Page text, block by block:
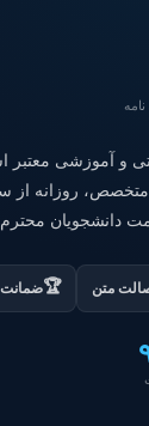
دانشجویان
متن 🏆